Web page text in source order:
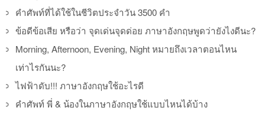
คำศัพท์ที่ได้ใช้ในชีวิตประจำวัน 3500 คำ
ข้อดีข้อเสีย หรือว่า จุดเด่นจุดด่อย ภาษาอังกฤษพูดว่ายังไงดีนะ?
Morning, Afternoon, Evening, Night หมายถึงเวลาตอนไหน
เท่าไรกันนะ?
ไฟฟ้าดับ!!! ภาษาอังกฤษใช้อะไรดี
คำศัพท์ พี่ & น้องในภาษาอังกฤษใช้แบบไหนได้บ้าง